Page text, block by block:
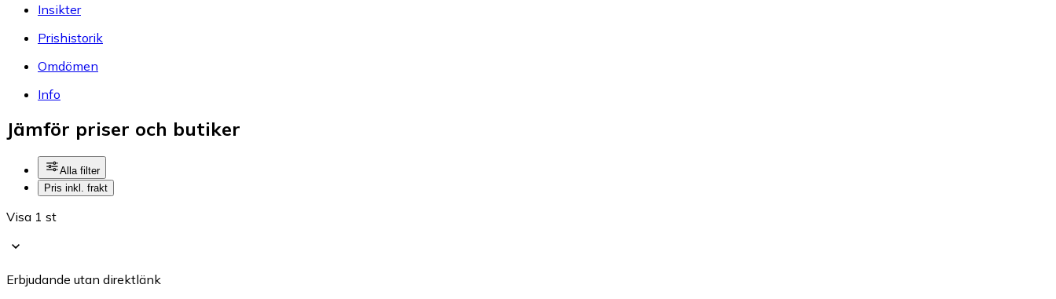
Insikter
Prishistorik
Omdömen
Info
Jämför priser och butiker
Alla filter
Pris inkl. frakt
Visa 1 st
Erbjudande utan direktlänk